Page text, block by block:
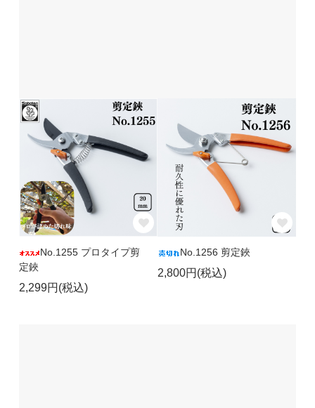
No.1255 プロタイプ剪
定鋏
2,299円(税込)
No.1256 剪定鋏
2,800円(税込)